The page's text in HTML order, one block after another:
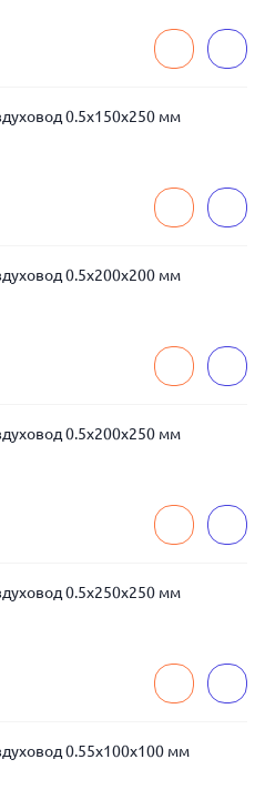
0.5x150x250 мм
0.5x200x200 мм
0.5x200x250 мм
0.5x250x250 мм
0.55x100x100 мм